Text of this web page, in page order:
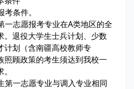
条件。
一志愿报考专业在A类地区的全
。退役大学生士兵计划、少数
计划（含南疆高校教师专
照顾政策的考生须达到我校一
第一志愿专业与调入专业相同